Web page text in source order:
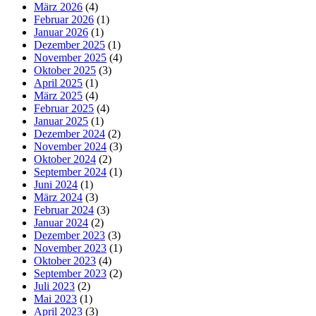
März 2026 (4)
Februar 2026 (1)
Januar 2026 (1)
Dezember 2025 (1)
November 2025 (4)
Oktober 2025 (3)
April 2025 (1)
März 2025 (4)
Februar 2025 (4)
Januar 2025 (1)
Dezember 2024 (2)
November 2024 (3)
Oktober 2024 (2)
September 2024 (1)
Juni 2024 (1)
März 2024 (3)
Februar 2024 (3)
Januar 2024 (2)
Dezember 2023 (3)
November 2023 (1)
Oktober 2023 (4)
September 2023 (2)
Juli 2023 (2)
Mai 2023 (1)
April 2023 (3)